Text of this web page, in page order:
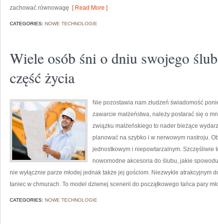
zachować równowagę [ Read More ]
CATEGORIES: NOWE TECHNOLOGIE
Wiele osób śni o dniu swojego
część życia
Nie pozostawia nam złudzeń świadomość
zawarcie małżeństwa, należy postarać się o
związku małżeńskiego to nader bieżące
planować na szybko i w nerwowym nastroju.
jednostkowym i niepowtarzalnym. Szczęśliwie
nowomodne akcesoria do ślubu, jakie
nie wyłącznie parze młodej jednak także jej gościom. Niezwykle atrakcyjnym
taniec w chmurach. To model dziwnej scenerii do początkowego tańca pary
CATEGORIES: NOWE TECHNOLOGIE